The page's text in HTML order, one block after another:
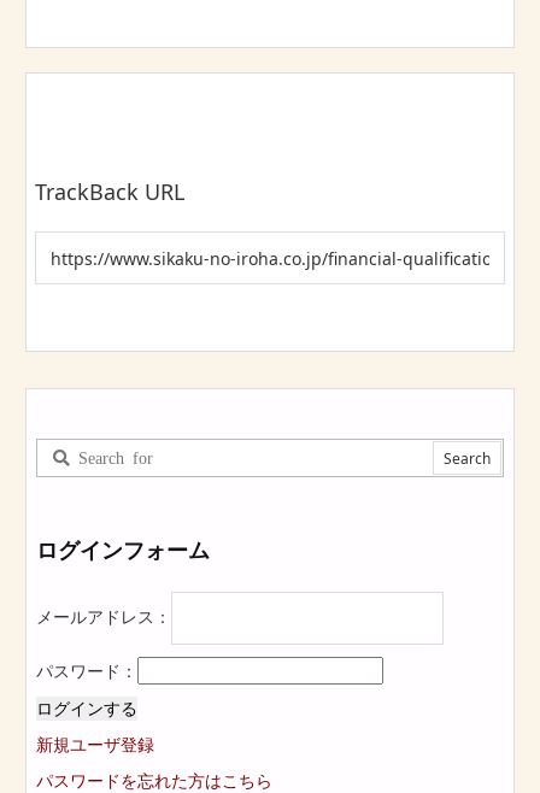
TrackBack URL
ログインフォーム
メールアドレス：
パスワード：
ログインする
新規ユーザ登録
パスワードを忘れた方はこちら